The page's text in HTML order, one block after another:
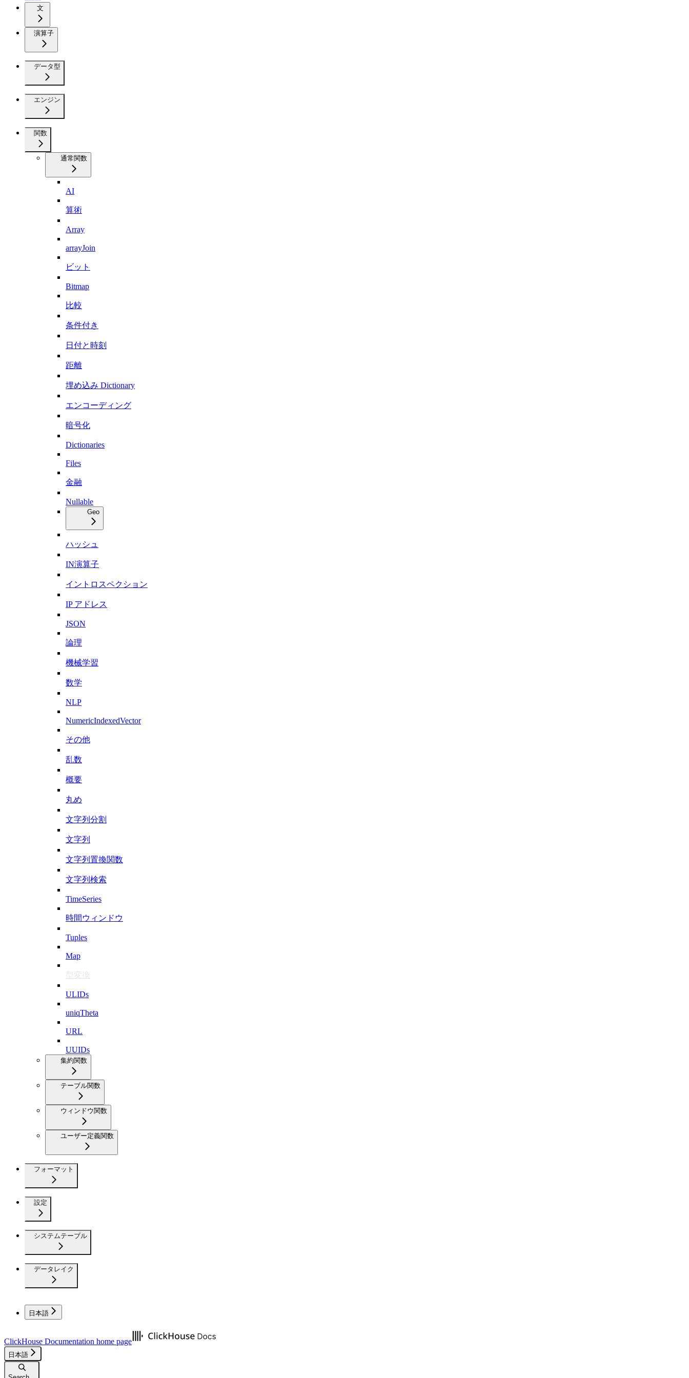
文
演算子
データ型
エンジン
関数
通常関数
AI
算術
Array
arrayJoin
ビット
Bitmap
比較
条件付き
日付と時刻
距離
埋め込み Dictionary
エンコーディング
暗号化
Dictionaries
Files
金融
Nullable
Geo
ハッシュ
IN演算子
イントロスペクション
IP アドレス
JSON
論理
機械学習
数学
NLP
NumericIndexedVector
その他
乱数
概要
丸め
文字列分割
文字列
文字列置換関数
文字列検索
TimeSeries
時間ウィンドウ
Tuples
Map
型変換
ULIDs
uniqTheta
URL
UUIDs
集約関数
テーブル関数
ウィンドウ関数
ユーザー定義関数
フォーマット
設定
システムテーブル
データレイク
日本語
ClickHouse Documentation home page
日本語